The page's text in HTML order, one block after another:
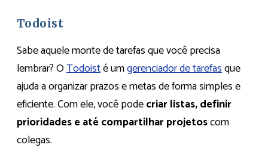
Todoist
Sabe aquele monte de tarefas que você precisa
lembrar? OTodoisté umgerenciador de tarefasque
ajuda a organizar prazos e metas de forma simples e
eficiente. Com ele, você podecriar listas, definir
prioridades e até compartilhar projetoscom
colegas.